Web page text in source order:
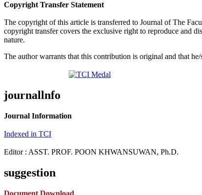
Copyright Transfer Statement
The copyright of this article is transferred to Journal of The
copyright transfer covers the exclusive right to reproduce and
nature.
The author warrants that this contribution is original and that
journallnfo
Journal Information
Indexed in TCI
Editor : ASST. PROF. POON KHWANSUWAN, Ph.D.
suggestion
Document Download